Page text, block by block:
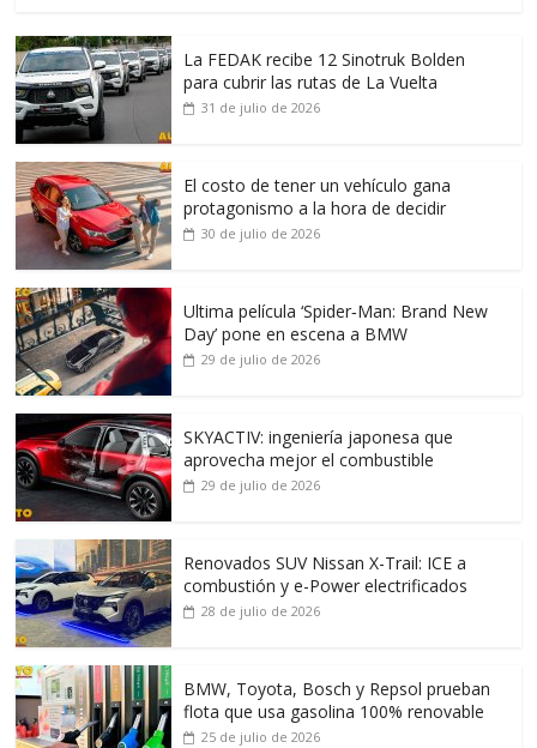
La FEDAK recibe 12 Sinotruk Bolden
para cubrir las rutas de La Vuelta
31 de julio de 2026
El costo de tener un vehículo gana
protagonismo a la hora de decidir
30 de julio de 2026
Ultima película ‘Spider‑Man: Brand New
Day’ pone en escena a BMW
29 de julio de 2026
SKYACTIV: ingeniería japonesa que
aprovecha mejor el combustible
29 de julio de 2026
Renovados SUV Nissan X-Trail: ICE a
combustión y e-Power electrificados
28 de julio de 2026
BMW, Toyota, Bosch y Repsol prueban
flota que usa gasolina 100% renovable
25 de julio de 2026